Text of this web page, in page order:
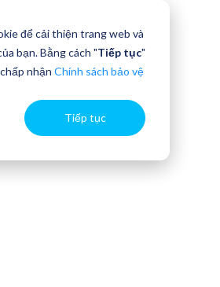
để cải thiện trang web và
bạn. Bằng cách "Tiếp tục"
nhận Chính sách bảo vệ
Tiếp tục